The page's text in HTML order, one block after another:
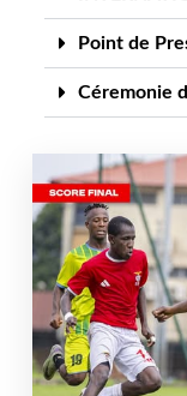
Point de
Céremonie